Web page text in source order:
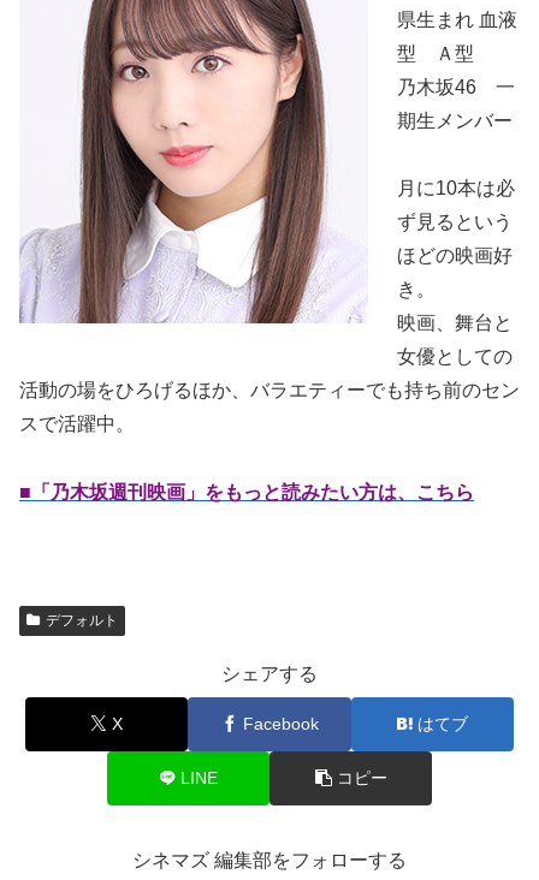
県生まれ 血液
型 Ａ型
乃木坂46 一
期生メンバー
月に10本は必
ず見るという
ほどの映画好
き。
映画、舞台と
女優としての
活動の場をひろげるほか、バラエティーでも持ち前のセン
スで活躍中。
■「乃木坂週刊映画」をもっと読みたい方は、こちら
デフォルト
シェアする
X Facebook はてブ
LINE コピー
シネマズ 編集部をフォローする